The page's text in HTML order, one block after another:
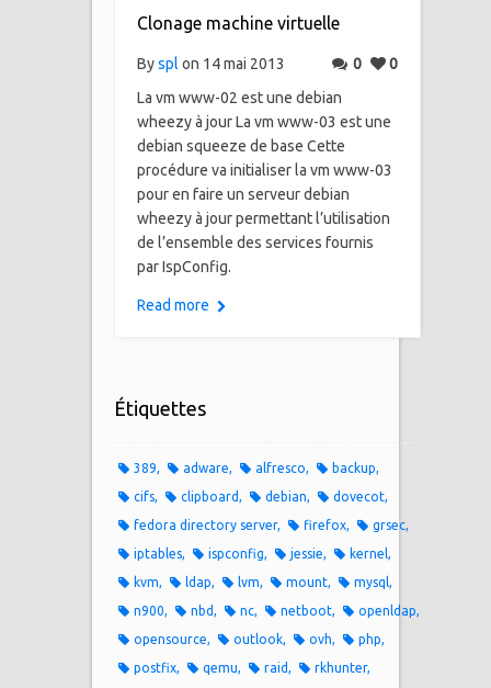
Clonage machine virtuelle
Byspl on 14 mai 2013 0
0
La vm www-02 est une debian
wheezy à jour La vm www-03 est une
debian squeeze de base Cette
procédure va initialiser la vm www-03
pour en faire un serveur debian
wheezy à jour permettant l’utilisation
de l’ensemble des services fournis
par IspConfig.
Read more
Étiquettes
389 adware alfresco
backup
cifs
clipboard debian
dovecot
fedora directory server
firefox
grsec
iptables
ispconfig jessie
kernel
kvm
ldap lvm mount
mysql
n900
nbd nc netboot
openldap
opensource
outlook ovh
php
postfix
qemu raid
rkhunter